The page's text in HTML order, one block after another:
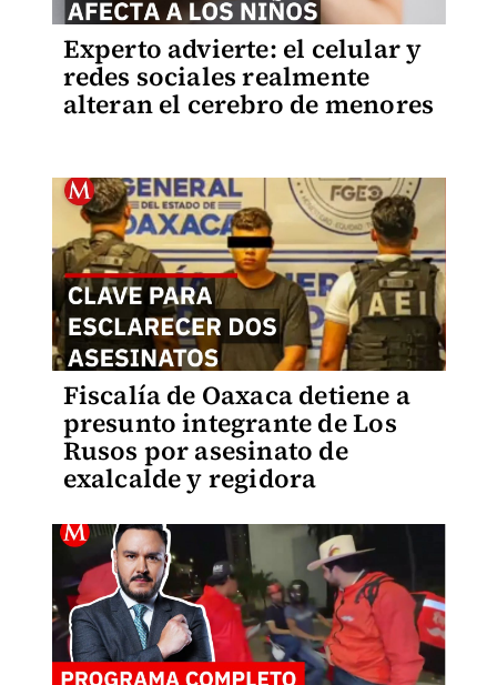
Experto advierte: el celular y
redes sociales realmente
alteran el cerebro de menores
Fiscalía de Oaxaca detiene a
presunto integrante de Los
Rusos por asesinato de
exalcalde y regidora